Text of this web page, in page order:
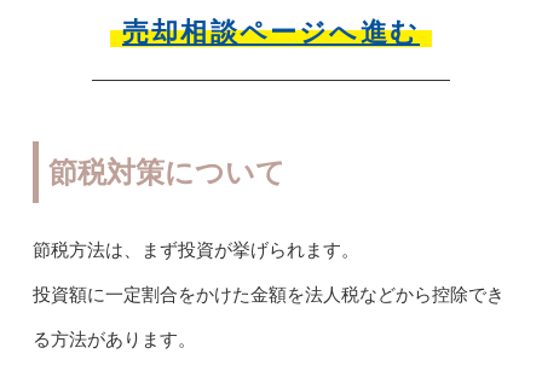
売却相談ページへ進む
節税対策について
節税方法は、まず投資が挙げられます。
投資額に一定割合をかけた金額を法人税などから控除でき
る方法があります。